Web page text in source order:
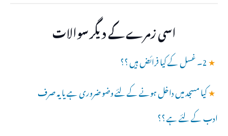
اسی زمرے کے دیگر سوالات
★2۔ غسل کے کیا فرائض ہیں ؟؟
★کیا مسجد میں داخل ہونے کے لئے وضو ضروری ہے یا یہ صرف
ادب کے لئے ہے ؟؟